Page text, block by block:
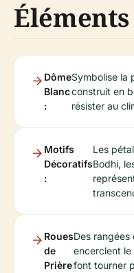
Dôme
Blanc
:
Symbolise la
construit en
résister au
Motifs
Décoratifs
:
Les
Bodhi,
Roues
de
Prière
Des
encerclent
font tourner